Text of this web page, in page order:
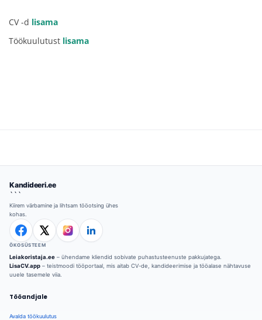
CV -d lisama
Töökuulutust lisama
Kandideeri.ee
```
Kiirem värbamine ja lihtsam tööotsing ühes
kohas.
ÖKOSÜSTEEM
Leiakoristaja.ee – ühendame kliendid sobivate puhastusteenuste pakkujatega.
LisaCV.app – teistmoodi tööportaal, mis aitab CV-de, kandideerimise ja tööalase nähtavuse
uuele tasemele viia.
Tööandjale
Avalda töökuulutus